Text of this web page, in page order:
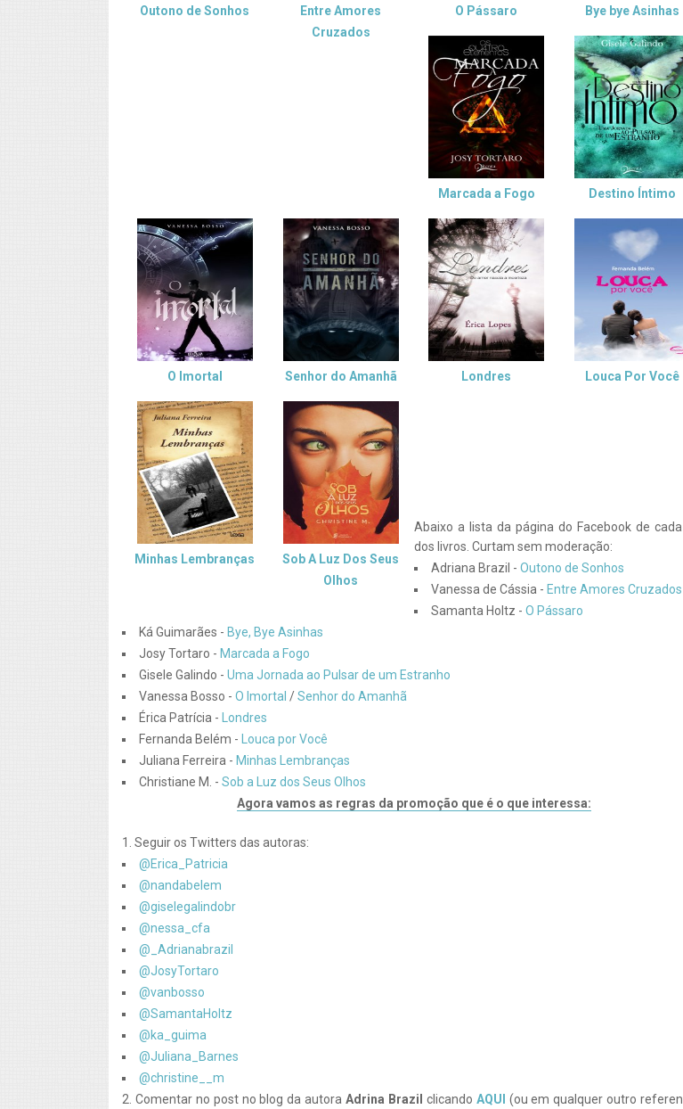
Outono de Sonhos
Entre Amores
Cruzados
O Pássaro Bye bye Asinhas
Marcada a Fogo Destino Íntimo
O Imortal Senhor do Amanhã Londres Louca Por Você
Minhas Lembranças
Sob A Luz Dos Seus
Olhos
Abaixo a lista da página do Facebook de
dos livros. Curtam sem moderação:
Adriana Brazil - Outono de Sonhos
Vanessa de Cássia - Entre Amores Cruzados
Samanta Holtz - O Pássaro
Ká Guimarães - Bye, Bye Asinhas
Josy Tortaro - Marcada a Fogo
Gisele Galindo - Uma Jornada ao Pulsar de um Estranho
Vanessa Bosso - O Imortal /Senhor do Amanhã
Érica Patrícia -
Londres
Fernanda Belém -
Louca por Você
Juliana Ferreira - Minhas Lembranças
Christiane M. - Sob a Luz dos Seus Olhos
Agora vamos as regras da promoção que é o que interessa:
1. Seguir os Twitters das autoras:
@Erica_Patricia
@nandabelem
@giselegalindobr
@nessa_cfa
@_Adrianabrazil
@JosyTortaro
@vanbosso
@SamantaHoltz
@ka_guima
@Juliana_Barnes
@christine__m
2. Comentar no post no blog da autoraAdrina Brazil clicando AQUI (ou em qualquer outro